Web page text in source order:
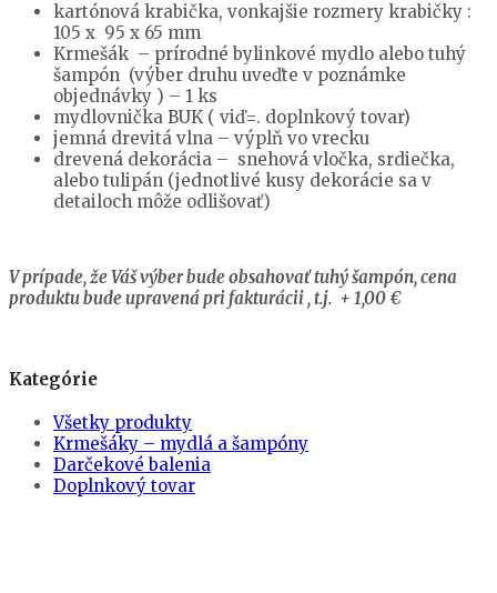
kartónová krabička, vonkajšie rozmery krabičky :
105 x 95 x 65 mm
Krmešák – prírodné bylinkové mydlo alebo tuhý
šampón (výber druhu uveďte v poznámke
objednávky ) – 1 ks
mydlovnička BUK ( viď=. doplnkový tovar)
jemná drevitá vlna – výplň vo vrecku
drevená dekorácia – snehová vločka, srdiečka,
alebo tulipán (jednotlivé kusy dekorácie sa v
detailoch môže odlišovať)
V prípade, že Váš výber bude obsahovať tuhý šampón, cena
produktu bude upravená pri fakturácii , t.j. + 1,00 €
Kategórie
Všetky produkty
Krmešáky – mydlá a šampóny
Darčekové balenia
Doplnkový tovar